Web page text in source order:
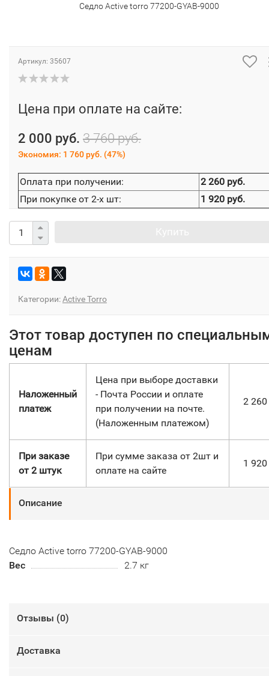
Седло Active torro 77200-GYAB-9000
Артикул: 35607
Цена при оплате на сайте:
2 000 руб. 3 760 руб.
Экономия: 1 760 руб. (47%)
Оплата при получении:
2 260 руб.
При покупке от 2-х шт:
1 920 руб.
Категории:Active Torro
Этот товар доступен по
ценам
Наложенный
платеж
Цена при выборе доставки
- Почта России и оплате
при получении на почте.
(Наложенным платежом)
2 260
При заказе
от 2 штук
При сумме заказа от 2шт и
оплате на сайте
1 920
Описание
Седло Active torro 77200-GYAB-9000
Вес
2.7 кг
Отзывы (0)
Доставка